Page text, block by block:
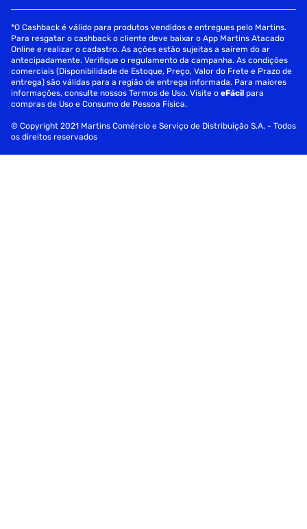
*O Cashback é válido para produtos vendidos e entregues pelo Martins.
Para resgatar o cashback o cliente deve baixar o App Martins Atacado
Online e realizar o cadastro. As ações estão sujeitas a saírem do ar
antecipadamente. Verifique o regulamento da campanha. As condições
comerciais (Disponibilidade de Estoque, Preço, Valor do Frete e Prazo de
entrega) são válidas para a região de entrega informada. Para maiores
informações, consulte nossos Termos de Uso. Visite oeFácil para
compras de Uso e Consumo de Pessoa Física.
© Copyright 2021 Martins Comércio e Serviço de Distribuição S.A. - Todos
os direitos reservados